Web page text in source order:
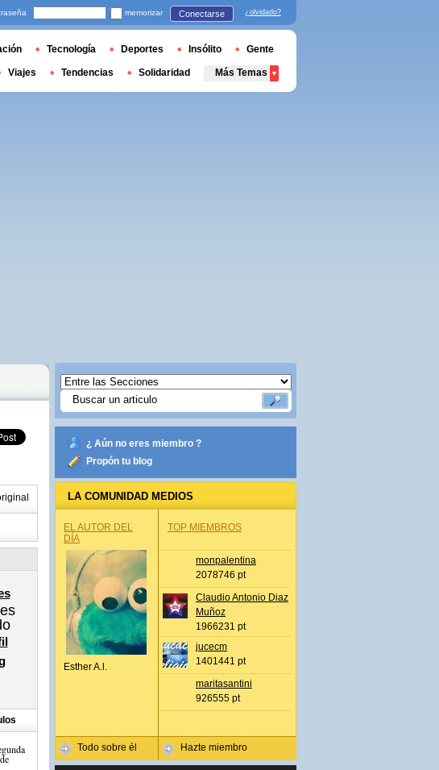
¿ Aún no eres miembro ?
Propón tu blog
LA COMUNIDAD MEDIOS
EL AUTOR DEL
DÍA
Esther A.l.
Todo sobre él
TOP MIEMBROS
monpalentina
2078746 pt
Claudio Antonio Diaz
Muñoz
1966231 pt
jucecm
1401441 pt
maritasantini
926555 pt
Hazte miembro
memorizar Conectarse ¿olvidado?
Tecnología Deportes Insólito Gente
Viajes Tendencias Solidaridad Más Temas